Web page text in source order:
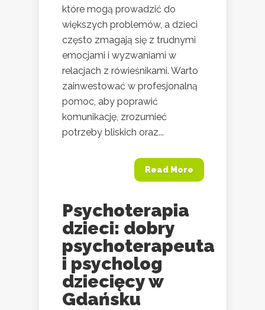
które mogą prowadzić do
większych problemów, a dzieci
często zmagają się z trudnymi
emocjami i wyzwaniami w
relacjach z rówieśnikami. Warto
zainwestować w profesjonalną
pomoc, aby poprawić
komunikację, zrozumieć
potrzeby bliskich oraz...
Read More
Psychoterapia
dzieci: dobry
psychoterapeuta
i psycholog
dziecięcy w
Gdańsku